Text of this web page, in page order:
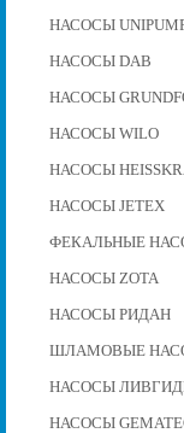
НАСОСЫ
НАСОСЫ DAB
НАСОСЫ
НАСОСЫ WILO
НАСОСЫ
НАСОСЫ JETEX
ФЕКАЛЬНЫЕ
НАСОСЫ ZOTA
НАСОСЫ РИДАН
ШЛАМОВЫЕ
НАСОСЫ
НАСОСЫ